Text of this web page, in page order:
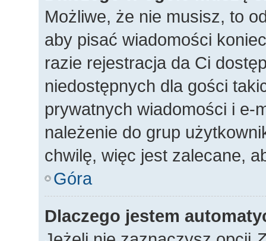
Możliwe, że nie musisz, to
aby pisać wiadomości
razie rejestracja da Ci
niedostępnych dla gości
prywatnych wiadomości i e-
należenie do grup
chwilę, więc jest zalecane,
Góra
Dlaczego jestem